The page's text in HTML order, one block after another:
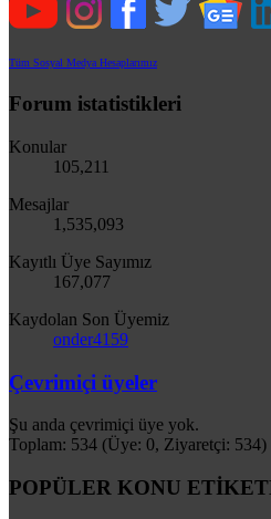
Tüm Sosyal Medya Hesaplarımız
Forum istatistikleri
Konular
105,211
Mesajlar
1,535,093
Kayıtlı Üye Sayımız
167,077
Kaydolan Son Üyemiz
onder4159
Çevrimiçi üyeler
Şu anda çevrimiçi üye yok.
Toplam: 534 (Üye: 0, Ziyaretçi: 534)
POPÜLER KONU